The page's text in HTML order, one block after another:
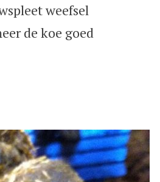
weefsel
de koe goed